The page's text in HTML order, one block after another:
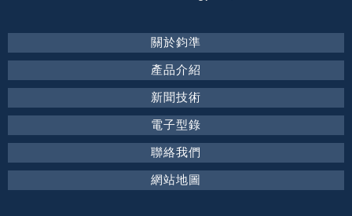
關於鈞準
產品介紹
新聞技術
電子型錄
聯絡我們
網站地圖